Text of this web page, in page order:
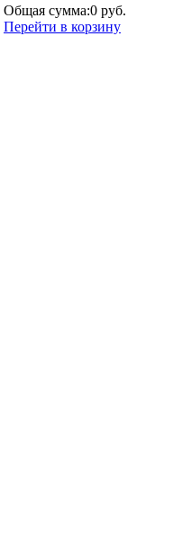
Общая сумма:0 руб.
Перейти в корзину